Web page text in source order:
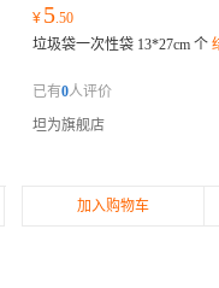
¥ 5.50
垃圾袋一次性袋 13*27cm 个
已有0人评价
坦为旗舰店
加入购物车